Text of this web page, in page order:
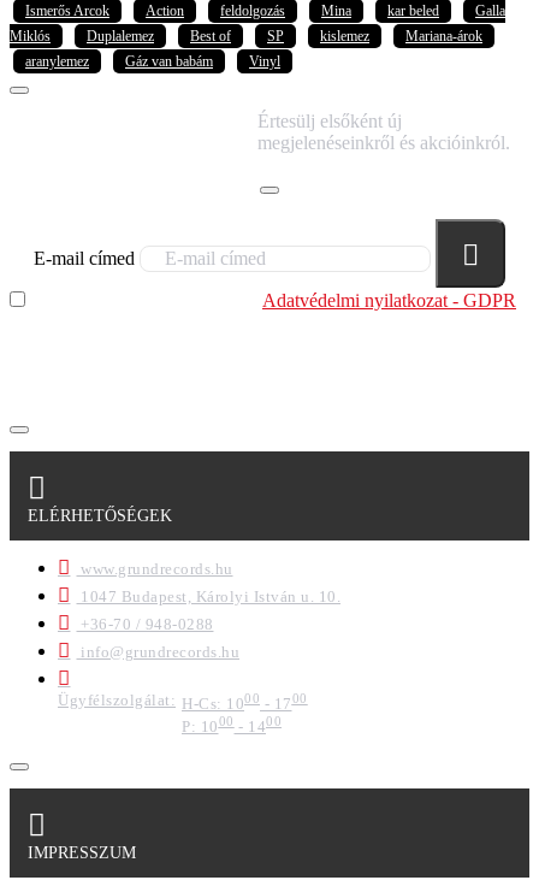
Ismerős Arcok
Action feldolgozás Mina kar beled
Galla
Miklós
Duplalemez Best of SP kislemez
Mariana-árok
aranylemez
Gáz van babám Vinyl
Értesülj elsőként új
megjelenéseinkről és akcióinkról.
E-mail címed
Adatvédelmi nyilatkozat - GDPR
ELÉRHETŐSÉGEK
www.grundrecords.hu
1047 Budapest, Károlyi István u. 10.
+36-70 / 948-0288
info@grundrecords.hu
Ügyfélszolgálat: H-Cs: 1000 - 1700
P: 1000- 1400
IMPRESSZUM